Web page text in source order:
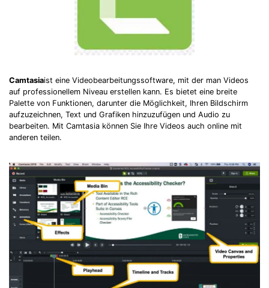
Camtasiaist eine Videobearbeitungssoftware, mit der man Videos
auf professionellem Niveau erstellen kann. Es bietet eine breite
Palette von Funktionen, darunter die Möglichkeit, Ihren Bildschirm
aufzuzeichnen, Text und Grafiken hinzuzufügen und Audio zu
bearbeiten. Mit Camtasia können Sie Ihre Videos auch online mit
anderen teilen.